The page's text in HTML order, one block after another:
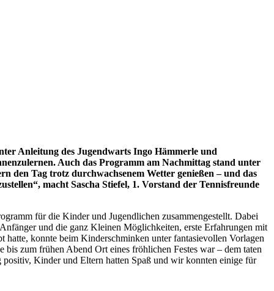
Anleitung des Jugendwarts Ingo Hämmerle und
Auch das Programm am Nachmittag stand unter
den Tag trotz durchwachsenem Wetter genießen – und das
macht Sascha Stiefel, 1. Vorstand der Tennisfreunde
für die Kinder und Jugendlichen zusammengestellt. Dabei
und die ganz Kleinen Möglichkeiten, erste Erfahrungen mit
konnte beim Kinderschminken unter fantasievollen Vorlagen
zum frühen Abend Ort eines fröhlichen Festes war – dem taten
Kinder und Eltern hatten Spaß und wir konnten einige für